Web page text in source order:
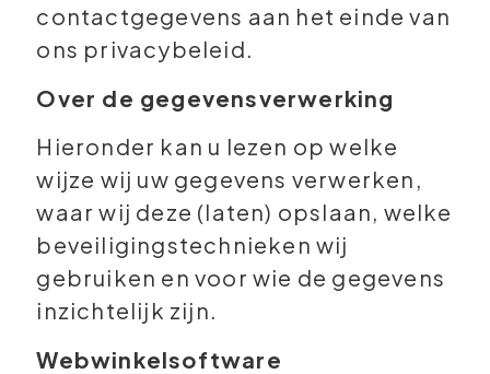
contactgegevens aan het einde van
ons privacybeleid.
Over de gegevensverwerking
Hieronder kan u lezen op welke
wijze wij uw gegevens verwerken,
waar wij deze (laten) opslaan, welke
beveiligingstechnieken wij
gebruiken en voor wie de gegevens
inzichtelijk zijn.
Webwinkelsoftware